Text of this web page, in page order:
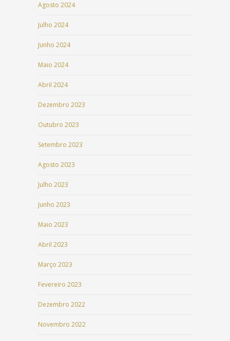
Agosto 2024
Julho 2024
Junho 2024
Maio 2024
Abril 2024
Dezembro 2023
Outubro 2023
Setembro 2023
Agosto 2023
Julho 2023
Junho 2023
Maio 2023
Abril 2023
Março 2023
Fevereiro 2023
Dezembro 2022
Novembro 2022